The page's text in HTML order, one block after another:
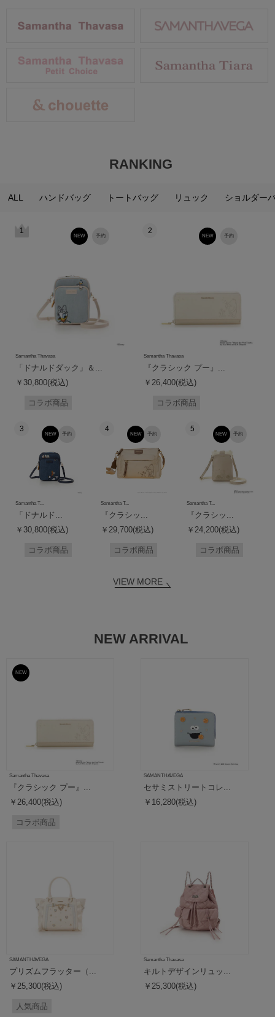
RANKING
ALL ハンドバッグ トートバッグ リュック ショルダー
1
予約
NEW
Samantha Thavasa
「ドナルドダック」＆...
￥30,800(税込)
コラボ商品
2
予約
NEW
Samantha Thavasa
『クラシック プー』...
￥26,400(税込)
コラボ商品
3
予約
NEW
Samantha T...
「ドナルド...
￥30,800(税込)
コラボ商品
4
予約
NEW
Samantha T...
『クラシッ...
￥29,700(税込)
コラボ商品
5
予約
NEW
Samantha T...
『クラシッ...
￥24,200(税込)
コラボ商品
VIEW MORE
NEW ARRIVAL
予約
NEW
Samantha Thavasa
『クラシック プー』...
￥26,400(税込)
コラボ商品
SAMANTHAVEGA
セサミストリートコレ...
￥16,280(税込)
SAMANTHAVEGA
プリズムフラッター（...
￥25,300(税込)
人気商品
Samantha Thavasa
キルトデザインリュッ...
￥25,300(税込)